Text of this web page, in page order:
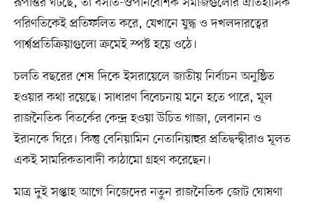
পরিণতিকেই প্রতিফলিত করে, যেখানে যুদ্ধ ও দখলদারত্বের
পার্শ্বপ্রতিক্রিয়াগুলো ক্রমেই স্পষ্ট হয়ে ওঠে।
চলতি বছরের শেষ দিকে ইসরায়েলে জাতীয় নির্বাচন অনুষ্ঠিত
হওয়ার কথা রয়েছে। সাধারণ বিবেচনায় মনে হতে পারে, মূল
রাজনৈতিক বিতর্কের কেন্দ্র হওয়া উচিত গাজা, লেবানন ও
ইরানকে ঘিরে। কিন্তু বেনিয়ামিন নেতানিয়াহুর প্রতিদ্বন্দ্বীরাও মূলত
একই সামরিকতাবাদী কাঠামো গ্রহণ করেছেন।
মাত্র দুই সপ্তাহ আগে নিজেদের নতুন রাজনৈতিক জোট ঘোষণা